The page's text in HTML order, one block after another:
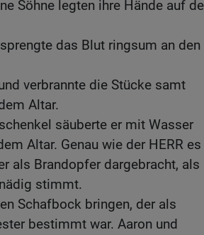
Söhne legten ihre Hände auf
das Blut ringsum an den
verbrannte die Stücke samt
Altar.
säuberte er mit Wasser
Altar. Genau wie der HERR es
als Brandopfer dargebracht, als
stimmt.
Schafbock bringen, der als
bestimmt war. Aaron und